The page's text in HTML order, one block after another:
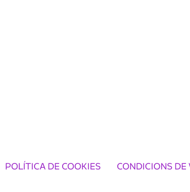
POLÍTICA DE COOKIES CONDICIONS DE